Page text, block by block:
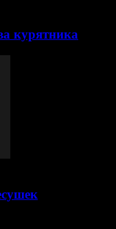
курятника